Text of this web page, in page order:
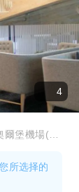
4
所选择的